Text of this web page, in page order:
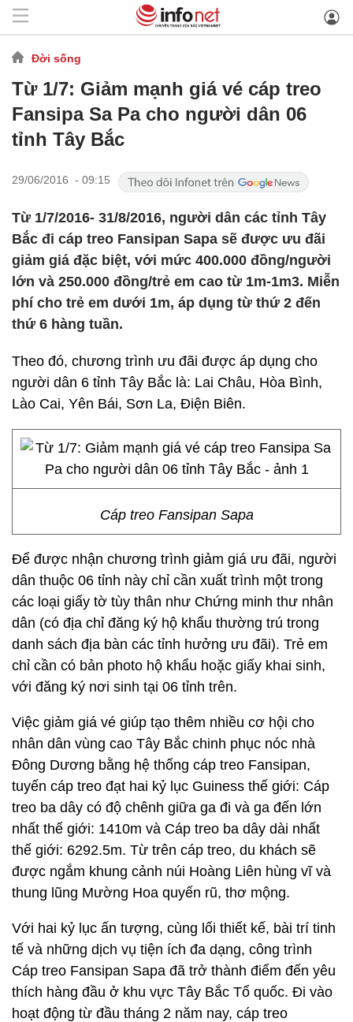
Đời sống
Từ 1/7: Giảm mạnh giá vé cáp treo
Fansipa Sa Pa cho người dân 06
tỉnh Tây Bắc
29/06/2016 - 09:15
Từ 1/7/2016- 31/8/2016, người dân các tỉnh Tây
Bắc đi cáp treo Fansipan Sapa sẽ được ưu đãi
giảm giá đặc biệt, với mức 400.000 đồng/người
lớn và 250.000 đồng/trẻ em cao từ 1m-1m3. Miễn
phí cho trẻ em dưới 1m, áp dụng từ thứ 2 đến
thứ 6 hàng tuần.
Theo đó, chương trình ưu đãi được áp dụng cho
người dân 6 tỉnh Tây Bắc là: Lai Châu, Hòa Bình,
Lào Cai, Yên Bái, Sơn La, Điện Biên.
Cáp treo Fansipan Sapa
Để được nhận chương trình giảm giá ưu đãi, người
dân thuộc 06 tỉnh này chỉ cần xuất trình một trong
các loại giấy tờ tùy thân như Chứng minh thư nhân
dân (có địa chỉ đăng ký hộ khẩu thường trú trong
danh sách địa bàn các tỉnh hưởng ưu đãi). Trẻ em
chỉ cần có bản photo hộ khẩu hoặc giấy khai sinh,
với đăng ký nơi sinh tại 06 tỉnh trên.
Việc giảm giá vé giúp tạo thêm nhiều cơ hội cho
nhân dân vùng cao Tây Bắc chinh phục nóc nhà
Đông Dương bằng hệ thống cáp treo Fansipan,
tuyến cáp treo đạt hai kỷ lục Guiness thế giới: Cáp
treo ba dây có độ chênh giữa ga đi và ga đến lớn
nhất thế giới: 1410m và Cáp treo ba dây dài nhất
thế giới: 6292.5m. Từ trên cáp treo, du khách sẽ
được ngắm khung cảnh núi Hoàng Liên hùng vĩ và
thung lũng Mường Hoa quyến rũ, thơ mộng.
Với hai kỷ lục ấn tượng, cùng lối thiết kế, bài trí tinh
tế và những dịch vụ tiện ích đa dạng, công trình
Cáp treo Fansipan Sapa đã trở thành điểm đến yêu
thích hàng đầu ở khu vực Tây Bắc Tổ quốc. Đi vào
hoạt động từ đầu tháng 2 năm nay, cáp treo